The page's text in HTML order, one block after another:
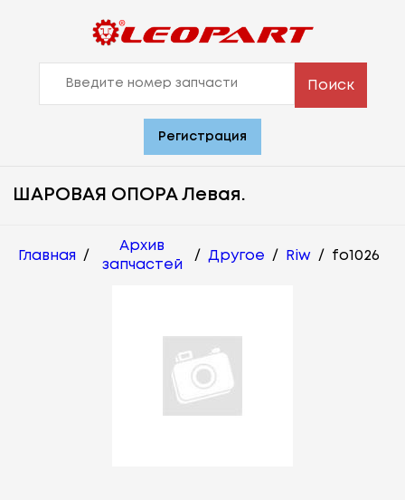
Поиск
Регистрация
ШАРОВАЯ ОПОРА Левая.
Главная /
Архив
запчастей
/ Другое / Riw / fo1026